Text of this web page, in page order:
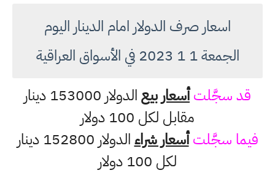
اسعار صرف الدولار امام الدينار اليوم
الجمعة 1 1 2023 في الأسواق العراقية
قد سجَّلتأسعار بيع
الدولار 153000 دينار
مقابل لكل 100 دولار
فيما سجَّلت أسعار شراء
الدولار 152800 دينار
لكل 100 دولار